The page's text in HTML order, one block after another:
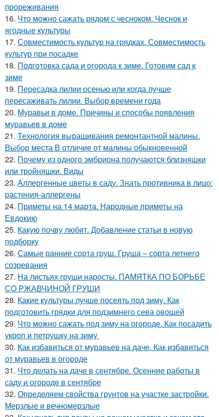
прореживания
16. Что можно сажать рядом с чесноком. Чеснок и
ягодные культуры
17. Совместимость культур на грядках. Совместимость
культур при посадке
18. Подготовка сада и огорода к зиме. Готовим сад к
зиме
19. Пересадка лилии осенью или когда лучше
пересаживать лилии. Выбор времени года
20. Муравьи в доме. Причины и способы появления
муравьев в доме
21. Технология выращивания ремонтантной малины.
Выбор места В отличие от малины обыкновенной
22. Почему из одного эмбриона получаются близняшки
или тройняшки. Виды
23. Аллергенные цветы в саду. Знать противника в лицо:
растения-аллергены
24. Приметы на 14 марта. Народные приметы на
Евдокию
25. Какую почву любит. Добавление статьи в новую
подборку
26. Самые ранние сорта груш. Груша – сорта летнего
созревания
27. На листьях груши наросты. ПАМЯТКА ПО БОРЬБЕ
СО РЖАВЧИНОЙ ГРУШИ
28. Какие культуры лучше посеять под зиму. Как
подготовить грядки для подзимнего сева овощей
29. Что можно сажать под зиму на огороде. Как посадить
укроп и петрушку на зиму
30. Как избавиться от муравьев на даче. Как избавиться
от муравьев в огороде
31. Что делать на даче в сентябре. Осенние работы в
саду и огороде в сентябре
32. Определяем свойства грунтов на участке застройки.
Мерзлые и вечномерзлые